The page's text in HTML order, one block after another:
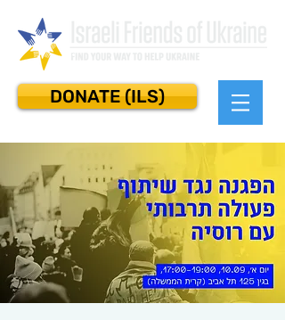
DONATE (ILS)